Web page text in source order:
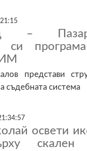
–
си
представи
съдебната система
освети